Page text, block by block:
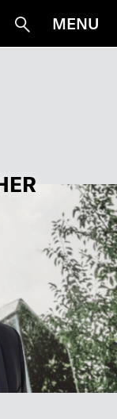
Suche
MENU